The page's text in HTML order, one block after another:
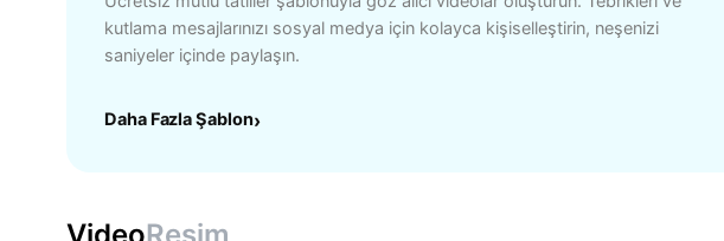
kutlama mesajlarınızı sosyal medya için kolayca kişiselleştirin, neşenizi
saniyeler içinde paylaşın.
Daha Fazla Şablon›